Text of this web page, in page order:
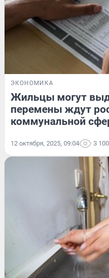
ЭКОНОМИКА
Жильцы могут
перемены ждут
коммунальной
12 октября, 2025, 09:04 3 100